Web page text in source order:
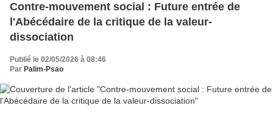
Contre-mouvement social : Future entrée de
l'Abécédaire de la critique de la valeur-
dissociation
Publié le 02/05/2026 à 08:46
Par Palim-Psao